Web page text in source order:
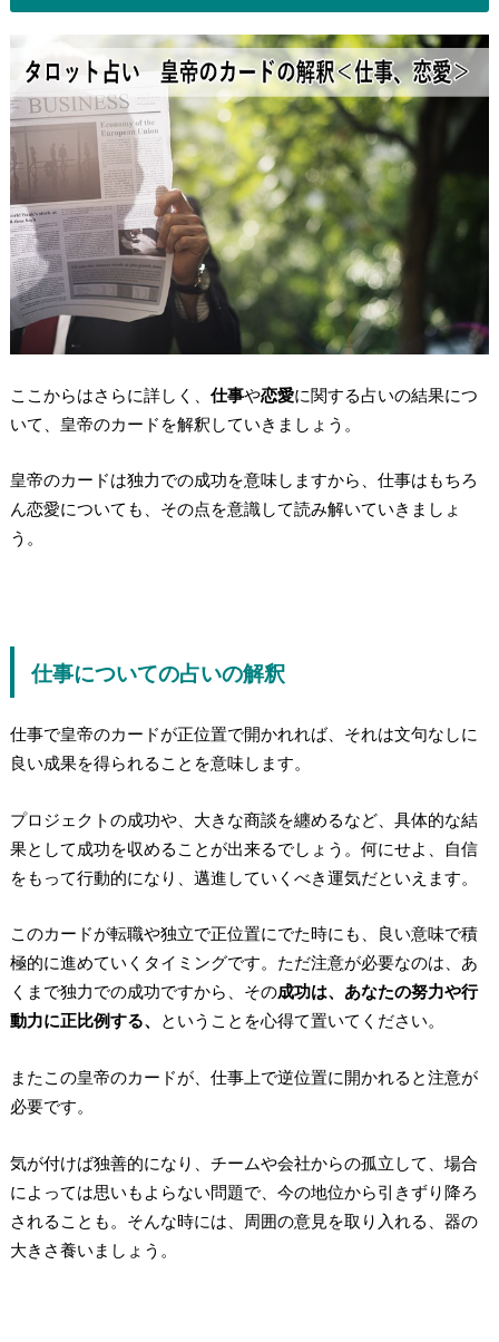
ここからはさらに詳しく、 仕事や恋愛に関する占いの結果につ
いて、皇帝のカードを解釈していきましょう。
皇帝のカードは独力での成功を意味しますから、仕事はもちろ
ん恋愛についても、その点を意識して読み解いていきましょ
う。
仕事についての占いの解釈
仕事で皇帝のカードが正位置で開かれれば、それは文句なしに
良い成果を得られることを意味します。
プロジェクトの成功や、大きな商談を纏めるなど、 具体的な結
果として成功を収めることが出来るでしょう。何にせよ、自信
をもって行動的になり、邁進していくべき運気だといえます。
このカードが転職や独立で正位置にでた時にも、良い意味で積
極的に進めていくタイミングです。ただ注意が必要なのは、あ
くまで独力での成功ですから、その成功は、あなたの努力や行
動力に正比例する、
ということを心得て置いてください。
またこの皇帝のカードが、仕事上で逆位置に開かれると注意が
必要です。
気が付けば独善的になり、チームや会社からの孤立して、場合
によっては思いもよらない問題で、今の地位から引きずり降ろ
されることも。そんな時には、周囲の意見を取り入れる、器の
大きさ養いましょう。